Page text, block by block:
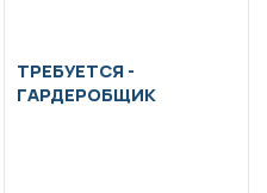
ТРЕБУЕТСЯ -
ГАРДЕРОБЩИК